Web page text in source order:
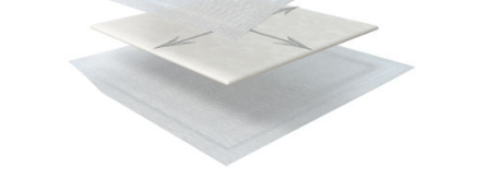
Detta självhäftande skumförband finns tillgängligt i
en rad olika storlekar och former.